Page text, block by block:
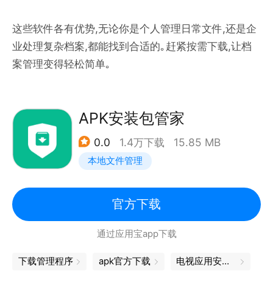
这些软件各有优势,无论你是个人管理日常文件,还是企
业处理复杂档案,都能找到合适的｡赶紧按需下载,让档
案管理变得轻松简单｡
APK安装包管家
0.0 1.4万下载 15.85 MB
本地文件管理
官方下载
通过应用宝app下载
下载管理程序 apk官方下载 电视应用安装器